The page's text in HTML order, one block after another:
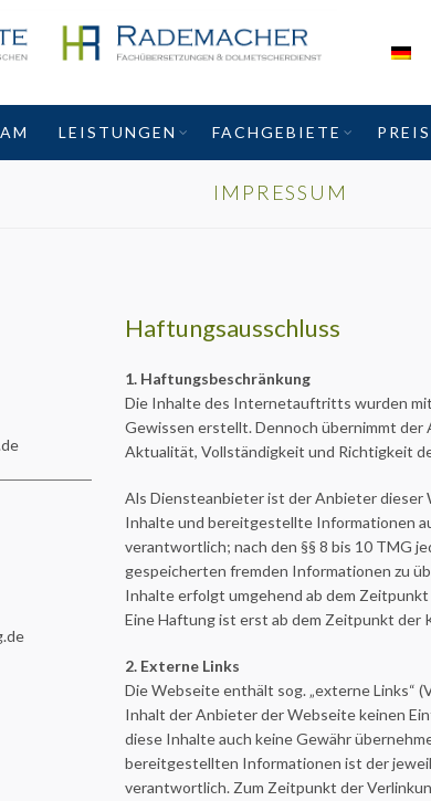
LEISTUNGEN FACHGEBIETE
IMPRESSUM
Haftungsausschluss
1. Haftungsbeschränkung
Die Inhalte des Internetauftritts wurden
Gewissen erstellt. Dennoch übernimmt
Aktualität, Vollständigkeit und Richtigkeit
Als Diensteanbieter ist der Anbieter dieser
Inhalte und bereitgestellte Informationen
verantwortlich; nach den §§ 8 bis 10 TMG
gespeicherten fremden Informationen zu
Inhalte erfolgt umgehend ab dem
Eine Haftung ist erst ab dem Zeitpunkt der
2. Externe Links
Die Webseite enthält sog. „externe Links“
Inhalt der Anbieter der Webseite keinen
diese Inhalte auch keine Gewähr
bereitgestellten Informationen ist der
verantwortlich. Zum Zeitpunkt der